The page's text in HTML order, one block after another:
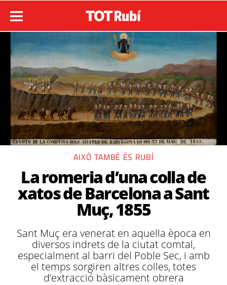
AIXÒ TAMBÉ ÉS RUBÍ
La romeria d’una colla de
xatos de Barcelona a Sant
Muç, 1855
Sant Muç era venerat en aquella època en
diversos indrets de la ciutat comtal,
especialment al barri del Poble Sec, i amb
el temps sorgiren altres colles, totes
d’extracció bàsicament obrera